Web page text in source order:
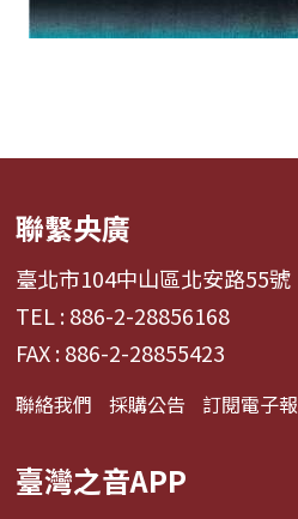
聯繫央廣
臺北市104中山區北安路55號
TEL : 886-2-28856168
FAX : 886-2-28855423
聯絡我們 採購公告 訂閱電子報
臺灣之音APP